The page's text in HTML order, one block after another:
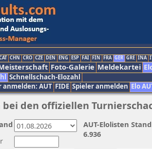
CHN CRO CZE DEN ENG ESP FAI FIN FRA GER GRE INA
Foto-Galerie Meldekartei
Schnellschach-Elozahl
anmelden: AUT FIDE Spieler anmelden Elo
den offiziellen
AUT-Elolisten
6.936